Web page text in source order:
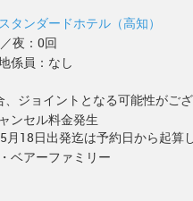
タンダードホテル（高知）
夜：0回
係員：なし
ジョイントとなる可能性がご
ンセル料金発生
18日出発迄は予約日から起算
ベアーファミリー